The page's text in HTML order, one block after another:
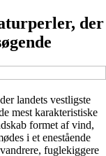
der
landets vestligste
mest karakteristiske
formet af vind,
i et enestående
fuglekiggere